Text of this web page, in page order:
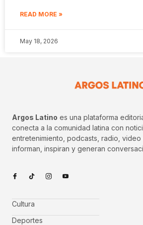
READ MORE »
May 18, 2026
Argos Latino es una plataforma
conecta a la comunidad latina con
entretenimiento, podcasts, radio, video
informan, inspiran y generan
Cultura
Deportes